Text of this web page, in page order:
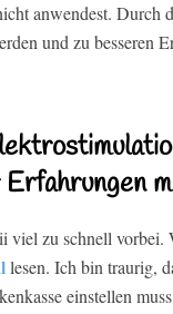
anwendest. Durch
und zu besseren
zu schnell vorbei.
lesen. Ich bin traurig,
einstellen